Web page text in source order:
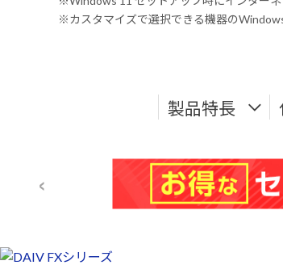
※カスタマイズで選択できる機器の
製品特長